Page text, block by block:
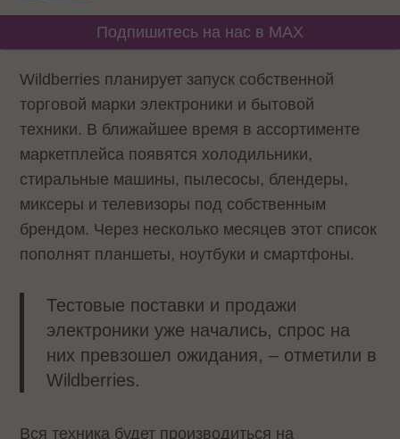
Подпишитесь на нас в MAX
Wildberries планирует запуск собственной
торговой марки электроники и бытовой
техники. В ближайшее время в ассортименте
маркетплейса появятся холодильники,
стиральные машины, пылесосы, блендеры,
миксеры и телевизоры под собственным
брендом. Через несколько месяцев этот список
пополнят планшеты, ноутбуки и смартфоны.
Тестовые поставки и продажи
электроники уже начались, спрос на
них превзошел ожидания, – отметили в
Wildberries.
Вся техника будет производиться на